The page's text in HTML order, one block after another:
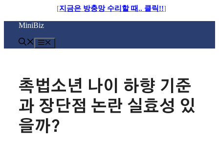
[지금은 방충망 수리할 때.. 클릭!!]
컨
로
MiniBiz
촉법소년 나이 하향 기준
과 장단점 논란 실효성 있
을까?